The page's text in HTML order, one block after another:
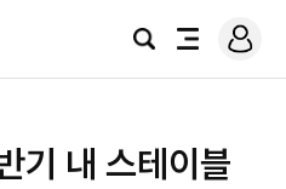
검
전
로
그
기 내 스테이블